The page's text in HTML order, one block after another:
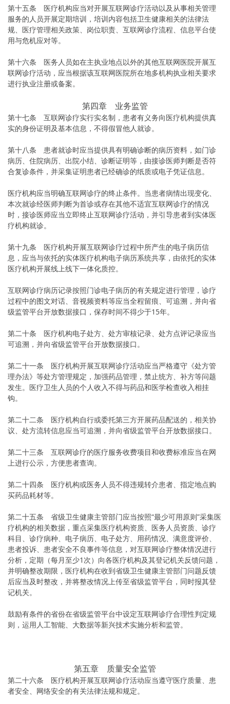
第十五条 医疗机构应当对开展互联网诊疗活动以及从事相关管理
服务的人员开展定期培训，培训内容包括卫生健康相关的法律法
规、医疗管理相关政策、岗位职责、互联网诊疗流程、信息平台使
用与危机应对等。
第十六条 医务人员如在主执业地点以外的其他互联网医院开展互
联网诊疗活动，应当根据该互联网医院所在地多机构执业相关要求
进行执业注册或备案。
第四章 业务监管
第十七条 互联网诊疗实行实名制，患者有义务向医疗机构提供真
实的身份证明及基本信息，不得假冒他人就诊。
第十八条 患者就诊时应当提供具有明确诊断的病历资料，如门诊
病历、住院病历、出院小结、诊断证明等，由接诊医师判断是否符
合复诊条件，并采集证明患者已经确诊的纸质或电子凭证信息。
医疗机构应当明确互联网诊疗的终止条件。当患者病情出现变化、
本次就诊经医师判断为首诊或存在其他不适宜互联网诊疗的情况
时，接诊医师应当立即终止互联网诊疗活动，并引导患者到实体医
疗机构就诊。
第十九条 医疗机构开展互联网诊疗过程中所产生的电子病历信
息，应当与依托的实体医疗机构电子病历系统共享，由依托的实体
医疗机构开展线上线下一体化质控。
互联网诊疗病历记录按照门诊电子病历的有关规定进行管理，诊疗
过程中的图文对话、音视频资料等应当全程留痕、可追溯，并向省
级监管平台开放数据接口，保存时间不得少于15年。
第二十条 医疗机构电子处方、处方审核记录、处方点评记录应当
可追溯，并向省级监管平台开放数据接口。
第二十一条 医疗机构开展互联网诊疗活动应当严格遵守《处方管
理办法》等处方管理规定，加强药品管理，禁止统方、补方等问题
发生。医疗卫生人员的个人收入不得与药品和医学检查收入相挂
钩。
第二十二条 医疗机构自行或委托第三方开展药品配送的，相关协
议、处方流转信息应当可追溯，并向省级监管平台开放数据接口。
第二十三条 互联网诊疗的医疗服务收费项目和收费标准应当在网
上进行公示，方便患者查询。
第二十四条 医疗机构或医务人员不得违规转介患者、指定地点购
买药品耗材等。
第二十五条 省级卫生健康主管部门应当按照“最少可用原则”采集医
疗机构的相关数据，重点采集医疗机构资质、医务人员资质、诊疗
科目、诊疗病种、电子病历、电子处方、用药情况、满意度评价、
患者投诉、患者安全不良事件等信息，对互联网诊疗整体情况进行
分析，定期（每月至少1次）向各医疗机构及其登记机关反馈问题，
并明确整改期限，医疗机构在收到省级卫生健康主管部门问题反馈
后应当及时整改，并将整改情况上传至省级监管平台，同时报其登
记机关。
鼓励有条件的省份在省级监管平台中设定互联网诊疗合理性判定规
则，运用人工智能、大数据等新兴技术实施分析和监管。
第五章 质量安全监管
第二十六条 医疗机构开展互联网诊疗活动应当遵守医疗质量、患
者安全、网络安全的有关法律法规和规定。